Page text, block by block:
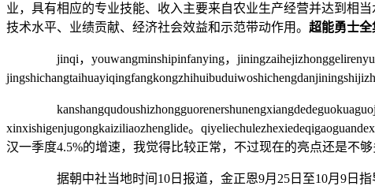
业，具有相应的专业技能、收入主要来自农业生产经营并达到相
技术水平、业绩贡献、经济社会效益和示范带动作用。 超能勇士全
jinqi，youwangminshipinfanying，
xinxishigenjugongkaiziliaozhenglide。
汉一季度4.5%的增速，我觉得比较正常，不过现在的亮点还是不够
据朝中社当地时间10日报道，金正恩9月25日至10月9日指导